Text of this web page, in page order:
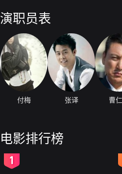
演职员表
付梅 张译 曹
电影排行榜